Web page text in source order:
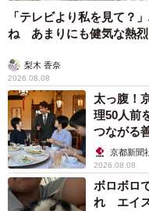
「テレビより私を見て？
ね あまりにも健気な熱烈
梨木 香奈
2026.08.08
太っ腹！
理50人前
つながる
京都新聞
2026.08.08
ボロボロ
れ エイ